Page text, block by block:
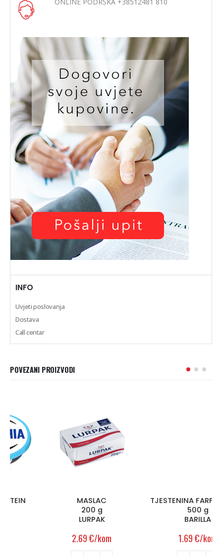
ONLINE PODRŠKA +38512481 810
INFO
Uvjeti poslovanja
Dostava
Call centar
POVEZANI PROIZVODI
/kom
TJESTENINA FARFALLE n.65
/kom